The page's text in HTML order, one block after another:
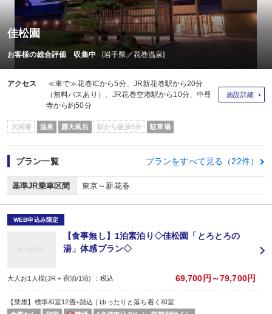
佳松園
お客様の総合評価 収集中 [岩手県／花巻温泉]
アクセス
≪車で≫花巻ICから5分、JR新花巻駅から20分
（無料バスあり）、JR花巻空港駅から10分、中尊
寺から約50分
施設詳細
大浴場 温泉 露天風呂 駅から徒歩5分 駐車場
プラン一覧 プランをすべて見る（22件）
基準JR乗車区間 東京～新花巻
WEB申込み限定
【食事無し】1泊素泊り◇佳松園「とろとろの
湯」体感プラン◇
大人お1人様(JR＋宿泊/1泊) ：税込 69,700円～79,700円
【禁煙】標準和室12畳+踏込｜ゆったりと落ち着く和室